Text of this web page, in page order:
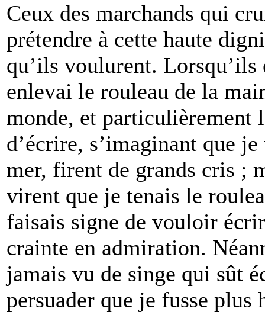
Ceux des marchands qui
prétendre à cette haute
qu’ils voulurent. Lorsqu’ils
enlevai le rouleau de la
monde, et particulièrement
d’écrire, s’imaginant que
mer, firent de grands cris ;
virent que je tenais le
faisais signe de vouloir
crainte en admiration.
jamais vu de singe qui sût
persuader que je fusse